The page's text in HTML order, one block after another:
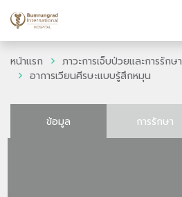
หน้าแรก ภาวะการเจ็บป่วยและการรักษา
อาการเวียนศีรษะแบบรู้สึกหมุน
ข้อมูล การรักษา